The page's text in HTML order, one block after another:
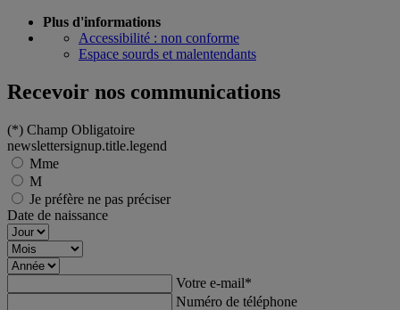
Plus d'informations
Accessibilité : non conforme
Espace sourds et malentendants
Recevoir nos communications
(*) Champ Obligatoire
newslettersignup.title.legend
Mme
M
Je préfère ne pas préciser
Date de naissance
Votre e-mail*
Numéro de téléphone